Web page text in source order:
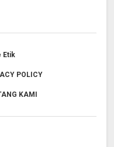
Etik
POLICY
KAMI